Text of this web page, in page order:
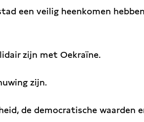
een veilig heenkomen
zijn met Oekraïne.
zijn.
de democratische waarden